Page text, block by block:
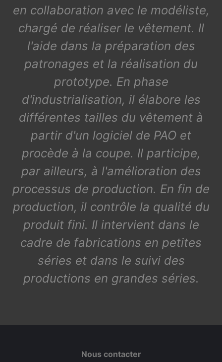
en collaboration avec le modéliste,
chargé de réaliser le vêtement. Il
l'aide dans la préparation des
patronages et la réalisation du
prototype. En phase
d'industrialisation, il élabore les
différentes tailles du vêtement à
partir d'un logiciel de PAO et
procède à la coupe. Il participe,
par ailleurs, à l'amélioration des
processus de production. En fin de
production, il contrôle la qualité du
produit fini. Il intervient dans le
cadre de fabrications en petites
séries et dans le suivi des
productions en grandes séries.
Nous contacter